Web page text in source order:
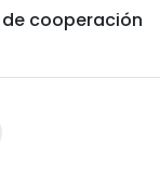
cooperación